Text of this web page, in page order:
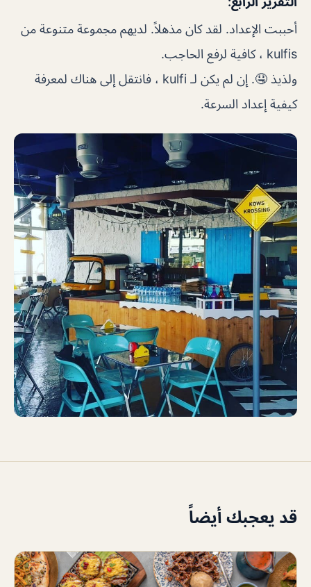
أحببت الإعداد. لقد كان مذهلاً. لديهم مجموعة متنوعة من
kulfis ، كافية لرفع الحاجب.
ولذيذ 🤤. إن لم يكن لـ kulfi ، فانتقل إلى هناك لمعرفة
كيفية إعداد السرعة.
قد يعجبك أيضاً